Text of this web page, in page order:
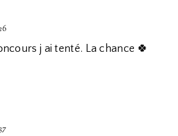
j ai tenté. La chance 🍀